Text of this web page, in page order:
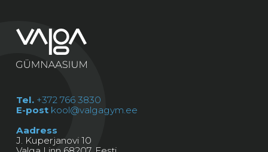
Tel. +372 766 3830
E-post kool@valgagym.ee
Aadress
J. Kuperjanovi 10